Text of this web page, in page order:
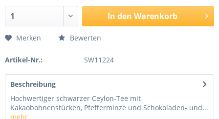
In den Warenkorb
Merken Bewerten
Artikel-Nr.: SW11224
Beschreibung
Hochwertiger schwarzer Ceylon-Tee mit
Kakaobohnenstücken, Pfefferminze und Schokoladen- und...
mehr